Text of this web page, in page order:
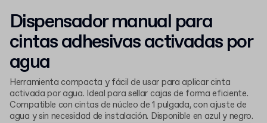
Dispensador manual para
cintas adhesivas activadas por
agua
Herramienta compacta y fácil de usar para aplicar cinta
activada por agua. Ideal para sellar cajas de forma eficiente.
Compatible con cintas de núcleo de 1 pulgada, con ajuste de
agua y sin necesidad de instalación. Disponible en azul y negro.